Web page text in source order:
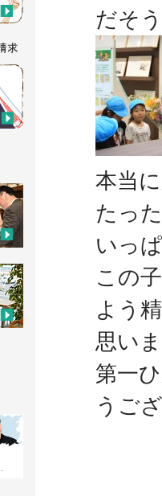
だそ
本当
たっ
いっ
この
よう
思い
第一
うご